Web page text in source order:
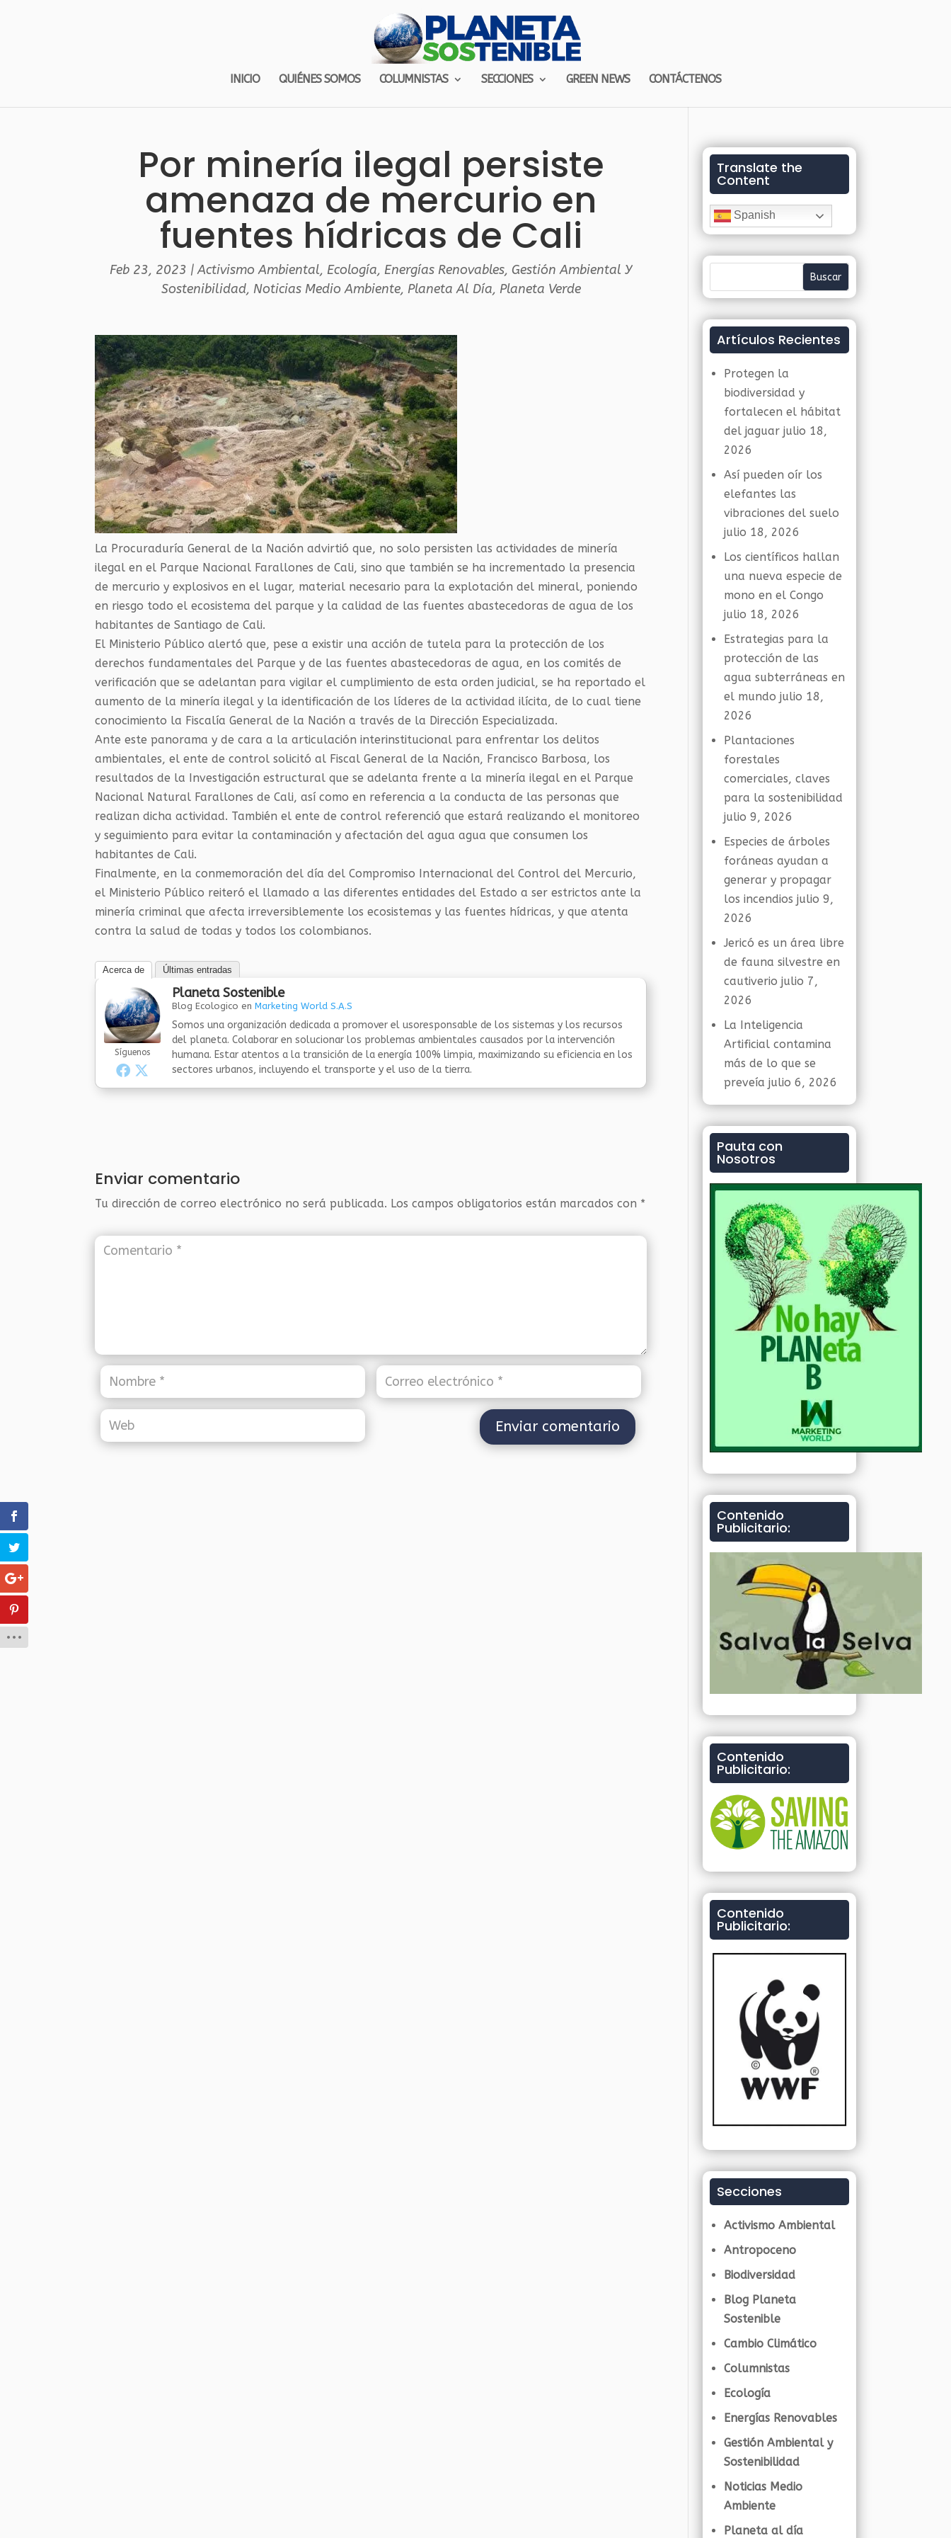
INICIO QUIÉNES SOMOS COLUMNISTAS SECCIONES GREEN NEWS CONTÁCTENOS
Por minería ilegal persiste
amenaza de mercurio en
fuentes hídricas de Cali
Feb 23, 2023 |Activismo Ambiental,Ecología,Energías Renovables, Gestión Ambiental Y
Sostenibilidad, Noticias Medio Ambiente, Planeta Al Día, Planeta Verde
La Procuraduría General de la Nación advirtió que, no solo persisten las actividades de minería
ilegal en el Parque Nacional Farallones de Cali, sino que también se ha incrementado la presencia
de mercurio y explosivos en el lugar, material necesario para la explotación del mineral, poniendo
en riesgo todo el ecosistema del parque y la calidad de las fuentes abastecedoras de agua de los
habitantes de Santiago de Cali.
El Ministerio Público alertó que, pese a existir una acción de tutela para la protección de los
derechos fundamentales del Parque y de las fuentes abastecedoras de agua, en los comités de
verificación que se adelantan para vigilar el cumplimiento de esta orden judicial, se ha reportado el
aumento de la minería ilegal y la identificación de los líderes de la actividad ilícita, de lo cual tiene
conocimiento la Fiscalía General de la Nación a través de la Dirección Especializada.
Ante este panorama y de cara a la articulación interinstitucional para enfrentar los delitos
ambientales, el ente de control solicitó al Fiscal General de la Nación, Francisco Barbosa, los
resultados de la Investigación estructural que se adelanta frente a la minería ilegal en el Parque
Nacional Natural Farallones de Cali, así como en referencia a la conducta de las personas que
realizan dicha actividad. También el ente de control referenció que estará realizando el monitoreo
y seguimiento para evitar la contaminación y afectación del agua agua que consumen los
habitantes de Cali.
Finalmente, en la conmemoración del día del Compromiso Internacional del Control del Mercurio,
el Ministerio Público reiteró el llamado a las diferentes entidades del Estado a ser estrictos ante la
minería criminal que afecta irreversiblemente los ecosistemas y las fuentes hídricas, y que atenta
contra la salud de todas y todos los colombianos.
Acerca de Últimas entradas
Síguenos
Planeta Sostenible
Blog Ecologico enMarketing World S.A.S
Somos una organización dedicada a promover el usoresponsable de los sistemas y los recursos
del planeta. Colaborar en solucionar los problemas ambientales causados por la intervención
humana. Estar atentos a la transición de la energía 100% limpia, maximizando su eficiencia en los
sectores urbanos, incluyendo el transporte y el uso de la tierra.
Enviar comentario
Tu dirección de correo electrónico no será publicada. Los campos obligatorios están marcados con *
Translate the
Content
Spanish
Artículos Recientes
Protegen la
biodiversidad y
fortalecen el hábitat
del jaguar julio 18,
2026
Así pueden oír los
elefantes las
vibraciones del suelo
julio 18, 2026
Los científicos hallan
una nueva especie de
mono en el Congo
julio 18, 2026
Estrategias para la
protección de las
agua subterráneas en
el mundo julio 18,
2026
Plantaciones
forestales
comerciales, claves
para la sostenibilidad
julio 9, 2026
Especies de árboles
foráneas ayudan a
generar y propagar
los incendios julio 9,
2026
Jericó es un área libre
de fauna silvestre en
cautiverio julio 7,
2026
La Inteligencia
Artificial contamina
más de lo que se
preveía julio 6, 2026
Pauta con
Nosotros
Contenido
Publicitario:
Contenido
Publicitario:
Contenido
Publicitario:
Secciones
Activismo Ambiental
Antropoceno
Biodiversidad
Blog Planeta
Sostenible
Cambio Climático
Columnistas
Ecología
Energías Renovables
Gestión Ambiental y
Sostenibilidad
Noticias Medio
Ambiente
Planeta al día